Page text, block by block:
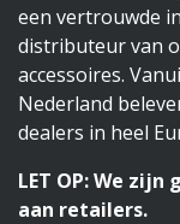
een vertrouwde
distributeur van
accessoires.
Nederland
dealers in heel
LET OP: We
aan retailers.